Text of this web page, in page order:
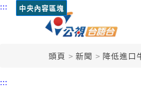
::: 中央內容區塊
頭頁 新聞 降低進口
:::